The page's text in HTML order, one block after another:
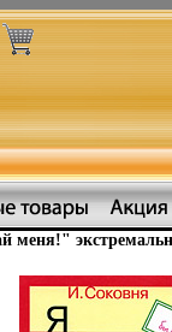
меня!"